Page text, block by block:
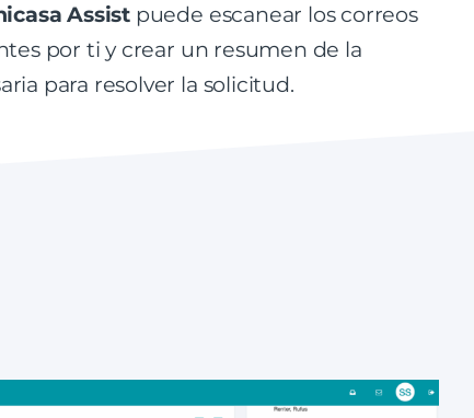
Assist puede escanear los correos
por ti y crear un resumen de la
para resolver la solicitud.